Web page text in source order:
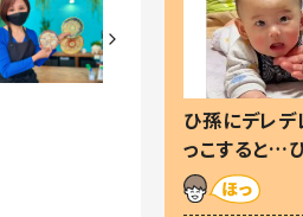
ひ孫にデレ
っこすると…
した」「可愛く